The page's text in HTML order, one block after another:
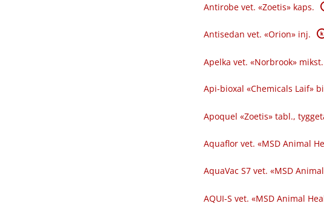
Antirobe vet. «Zoetis» kaps.
Antisedan vet. «Orion» inj. K
Apelka vet. «Norbrook» mikst.
Api-bioxal «Chemicals Laif»
Apoquel «Zoetis» tabl.,
Aquaflor vet. «MSD Animal
AquaVac S7 vet. «MSD
AQUI-S vet. «MSD Animal